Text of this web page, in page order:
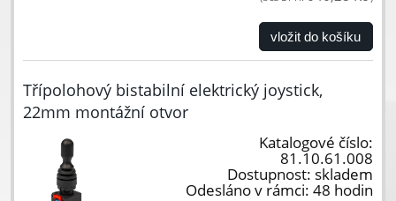
vložit do košíku
Třípolohový bistabilní elektrický joystick,
22mm montážní otvor
Katalogové číslo:
81.10.61.008
Dostupnost: skladem
Odesláno v rámci: 48 hodin